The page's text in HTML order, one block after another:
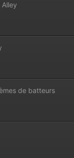
de batteurs